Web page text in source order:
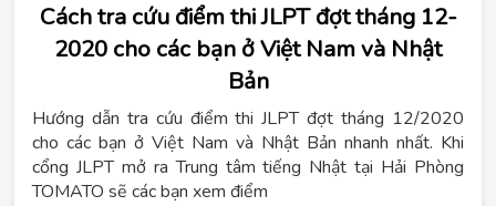
Cách tra cứu điểm thi JLPT đợt tháng 12-
2020 cho các bạn ở Việt Nam và Nhật
Bản
Hướng dẫn tra cứu điểm thi JLPT đợt tháng 12/2020
cho các bạn ở Việt Nam và Nhật Bản nhanh nhất. Khi
cổng JLPT mở ra Trung tâm tiếng Nhật tại Hải Phòng
TOMATO sẽ các bạn xem điểm